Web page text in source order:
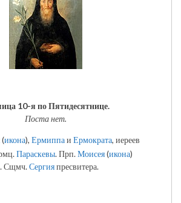
10-я по Пятидесятнице.
Поста нет.
(икона), Ермиппаи Ермократа, иереев
Параскевы. Прп.Моисея(икона)
Сщмч.Сергияпресвитера.